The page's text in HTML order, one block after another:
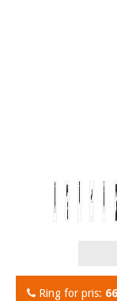
Ring for pris: